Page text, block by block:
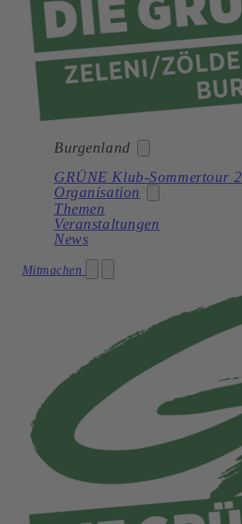
Burgenland
Bund
Burgenland
Kärnten
Niederösterreich
Steiermark
Tirol
Vorarlberg
Wien
GRÜNE Klub-Sommertour
Organisation
Landtagsklub
Gemeinden
Netzwerk
Themen
Veranstaltungen
News
Mitmachen